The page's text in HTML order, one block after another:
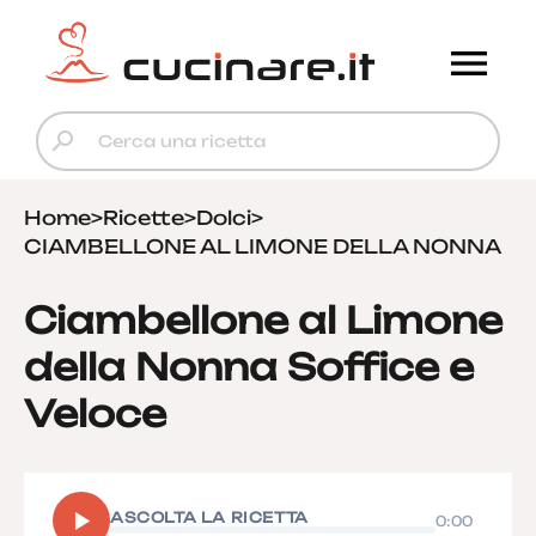
Home>Ricette>Dolci>
CIAMBELLONE AL LIMONE DELLA NONNA
Ciambellone al Limone
della Nonna Soffice e
Veloce
▶ ASCOLTA LA RICETTA 0:00